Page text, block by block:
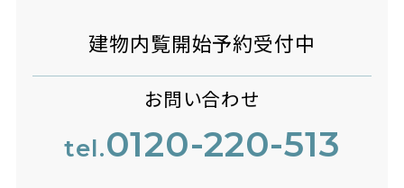
建物内覧開始予約受付中
お問い合わせ
tel.0120-220-513